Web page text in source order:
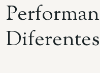
Performan
Diferentes